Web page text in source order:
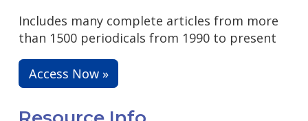
Includes many complete articles from more
than 1500 periodicals from 1990 to present
Access Now »